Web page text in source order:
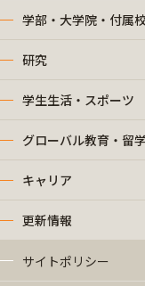
学部・大学院・付属
研究
学生生活・スポーツ
グローバル教育・留学
キャリア
更新情報
サイトポリシー